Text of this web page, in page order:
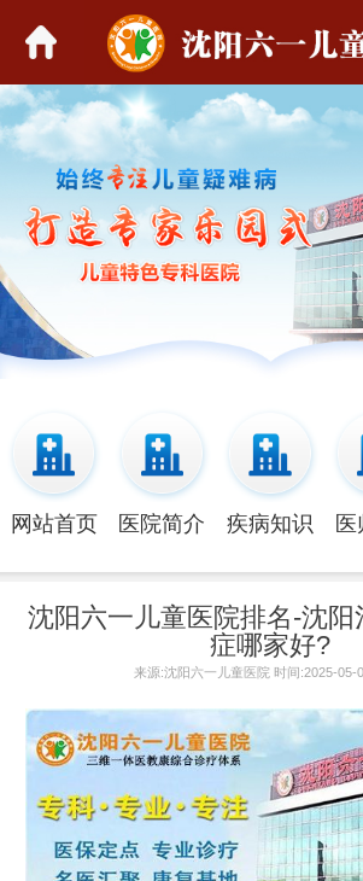
网站首页 医院简介 疾病知识
沈阳六一儿童医院排名-沈阳
症哪家好?
来源:沈阳六一儿童医院 时间:2025-05-